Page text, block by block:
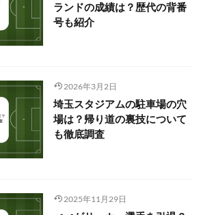
ランドの成績は？歴代の背番
号も紹介
2026年3月2日
埼玉スタジアムの駐車場の穴
場は？帰り道の裏技について
も徹底調査
2025年11月29日